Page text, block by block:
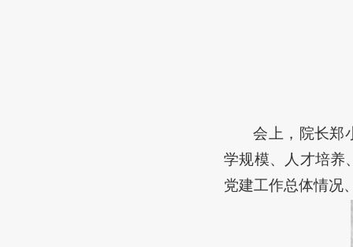
会上，院长郑
学规模、人才培养
党建工作总体情况